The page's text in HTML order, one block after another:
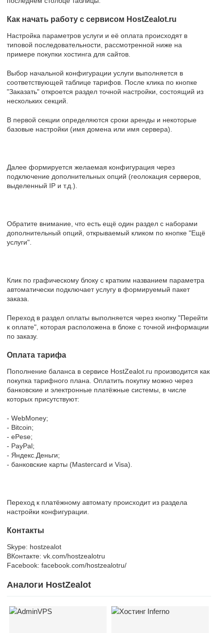
Как начать работу с сервисом HostZealot.ru
Настройка параметров услуги и её оплата происходят в
типовой последовательности, рассмотренной ниже на
примере покупки хостинга для сайтов.
Выбор начальной конфигурации услуги выполняется в
соответствующей таблице тарифов. После клика по кнопке
"Заказать" откроется раздел точной настройки, состоящий из
нескольких секций.
В первой секции определяются сроки аренды и некоторые
базовые настройки (имя домена или имя сервера).
Далее формируется желаемая конфигурация через
подключение дополнительных опций (геолокация серверов,
выделенный IP и т.д.).
Обратите внимание, что есть ещё один раздел с наборами
дополнительный опций, открываемый кликом по кнопке "Ещё
услуги".
Клик по графическому блоку с кратким названием параметра
автоматически подключает услугу в формируемый пакет
заказа.
Переход в раздел оплаты выполняется через кнопку "Перейти
к оплате", которая расположена в блоке с точной информации
по заказу.
Оплата тарифа
Пополнение баланса в сервисе HostZealot.ru производится как
покупка тарифного плана. Оплатить покупку можно через
банковские и электронные платёжные системы, в числе
которых присутствуют:
- WebMoney;
- Bitcoin;
- ePese;
- PayPal;
- Яндекс.Деньги;
- банковские карты (Mastercard и Visa).
Переход к платёжному автомату происходит из раздела
настройки конфигурации.
Контакты
Skype: hostzealot
ВКонтакте: vk.com/hostzealotru
Facebook: facebook.com/hostzealotru/
Аналоги HostZealot